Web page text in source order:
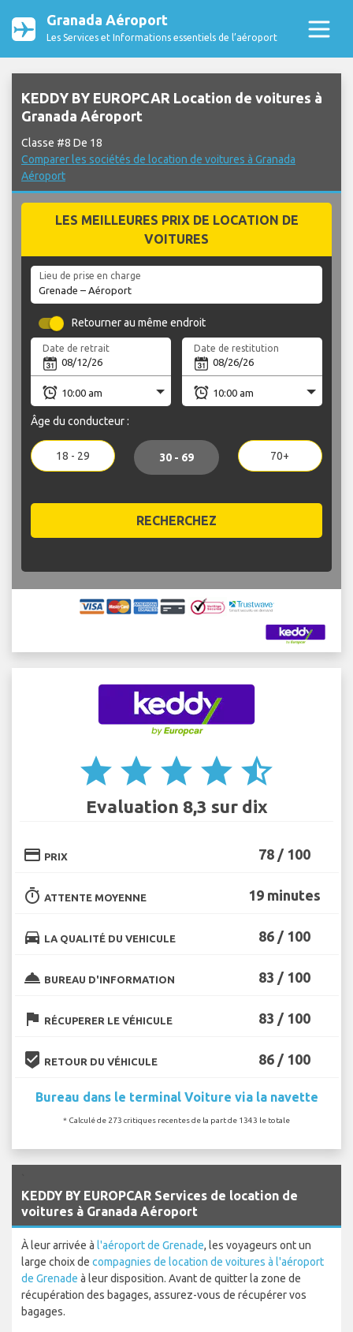
Granada Aéroport
Les Services et Informations essentiels de l’aéroport
KEDDY BY EUROPCAR Location de voitures à
Granada Aéroport
Classe #8 De 18
Comparer les sociétés de location de voitures à Granada
Aéroport
LES MEILLEURES PRIX DE LOCATION DE
VOITURES
Lieu de prise en charge
Retourner au même endroit
Date de retrait Date de restitution
Âge du conducteur :
18 - 29 30 - 69 70+
RECHERCHEZ
star star star star star_half
Evaluation 8,3 sur dix
credit_card PRIX 78 / 100
timer ATTENTE MOYENNE 19 minutes
directions_car LA QUALITÉ DU VEHICULE 86 / 100
room_service BUREAU D'INFORMATION 83 / 100
flag RÉCUPERER LE VÉHICULE 83 / 100
beenhere RETOUR DU VÉHICULE 86 / 100
Bureau dans le terminal Voiture via la navette
* Calculé de 273 critiques recentes de la part de 1343 le totale
KEDDY BY EUROPCAR Services de location de
voitures à Granada Aéroport
À leur arrivée à l'aéroport de Grenade, les voyageurs ont un
large choix de compagnies de location de voitures à l'aéroport
de Grenade à leur disposition. Avant de quitter la zone de
récupération des bagages, assurez-vous de récupérer vos
bagages.